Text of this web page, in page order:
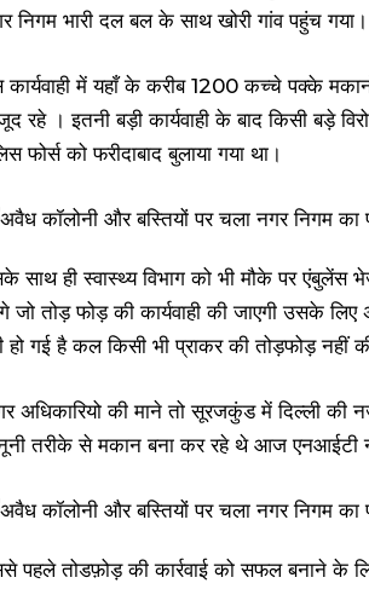
निगम भारी दल बल के साथ खोरी गांव पहुंच गया।
कार्यवाही में यहाँ के करीब 1200 कच्चे पक्के
रहे । इतनी बड़ी कार्यवाही के बाद किसी बड़े
फोर्स को फरीदाबाद बुलाया गया था।
साथ ही स्वास्थ्य विभाग को भी मौके पर एंबुलेंस
जो तोड़ फोड़ की कार्यवाही की जाएगी उसके लिए
हो गई है कल किसी भी प्राकर की तोड़फोड़ नहीं
अधिकारियो की माने तो सूरजकुंड में दिल्ली की
तरीके से मकान बना कर रहे थे आज एनआईटी
पहले तोडफ़ोड़ की कार्रवाई को सफल बनाने के